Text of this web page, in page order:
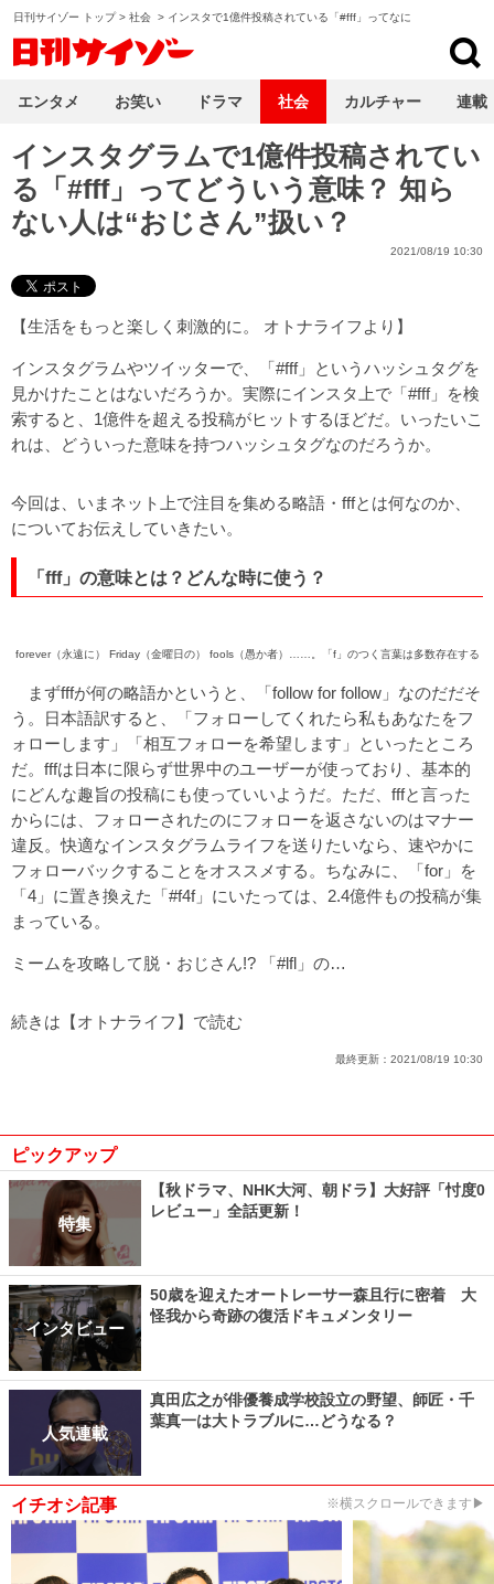
日刊サイゾー トップ> 社会 > インスタで1億件投稿されている「#fff」ってなに
インスタグラムで1億件投稿されてい
る「#fff」ってどういう意味？ 知ら
ない人は“おじさん”扱い？
2021/08/19 10:30
【生活をもっと楽しく刺激的に。 オトナライフ より】
インスタグラムやツイッターで、「#fff」というハッシュタグを
見かけたことはないだろうか。実際にインスタ上で「#fff」を検
索すると、1億件を超える投稿がヒットするほどだ。いったいこ
れは、どういった意味を持つハッシュタグなのだろうか。
今回は、いまネット上で注目を集める略語・fffとは何なのか、
についてお伝えしていきたい。
「fff」の意味とは？どんな時に使う？
forever（永遠に） Friday（金曜日の） fools（愚か者）……。「f」のつく言葉は多数存在する
まずfffが何の略語かというと、「follow for follow」なのだだそ
う。日本語訳すると、「フォローしてくれたら私もあなたをフ
ォローします」「相互フォローを希望します」といったところ
だ。fffは日本に限らず世界中のユーザーが使っており、基本的
にどんな趣旨の投稿にも使っていいようだ。ただ、fffと言った
からには、フォローされたのにフォローを返さないのはマナー
違反。快適なインスタグラムライフを送りたいなら、速やかに
フォローバックすることをオススメする。ちなみに、「for」を
「4」に置き換えた「#f4f」にいたっては、2.4億件もの投稿が集
まっている。
ミームを攻略して脱・おじさん!? 「#lfl」の…
続きは【オトナライフ】で読む
最終更新： 2021/08/19 10:30
ピックアップ
特集
【秋ドラマ、NHK大河、朝ドラ】大好評「忖度0
レビュー」全話更新！
インタビュー
50歳を迎えたオートレーサー森且行に密着 大
怪我から奇跡の復活ドキュメンタリー
人気連載
真田広之が俳優養成学校設立の野望、師匠・千
葉真一は大トラブルに…どうなる？
イチオシ記事 ※横スクロールできます▶
エンタメ お笑い ドラマ 社会 カルチャー 連載